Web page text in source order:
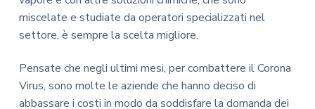
miscelate e studiate da operatori specializzati nel
settore, è sempre la scelta migliore.
Pensate che negli ultimi mesi, per combattere il Corona
Virus, sono molte le aziende che hanno deciso di
abbassare i costi in modo da soddisfare la domanda dei